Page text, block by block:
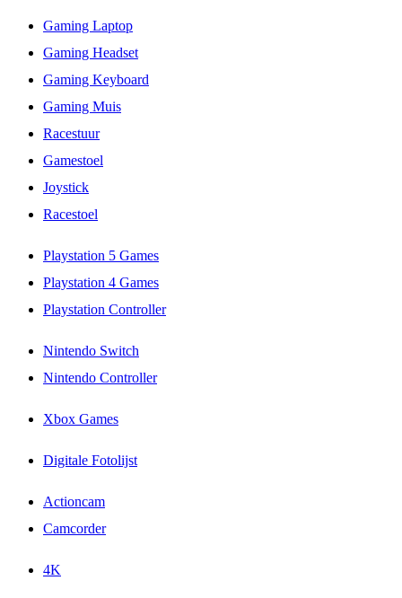
Gaming Laptop
Gaming Headset
Gaming Keyboard
Gaming Muis
Racestuur
Gamestoel
Joystick
Racestoel
Playstation 5 Games
Playstation 4 Games
Playstation Controller
Nintendo Switch
Nintendo Controller
Xbox Games
Digitale Fotolijst
Actioncam
Camcorder
4K